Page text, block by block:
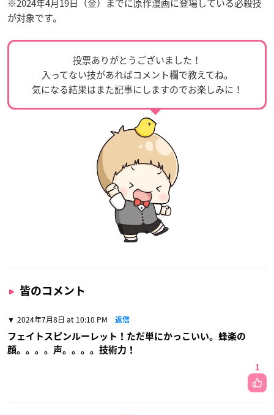
※2024年4月19日（金）までに原作漫画に登場している必殺技
が対象です。
投票ありがとうございました！
入ってない技があればコメント欄で教えてね。
気になる結果はまた記事にしますのでお楽しみに！
皆のコメント
2024年7月8日 at 10:10 PM 返信
フェイトスピンルーレット！ただ単にかっこいい。蜂楽の
顔。。。。声。。。。技術力！
1